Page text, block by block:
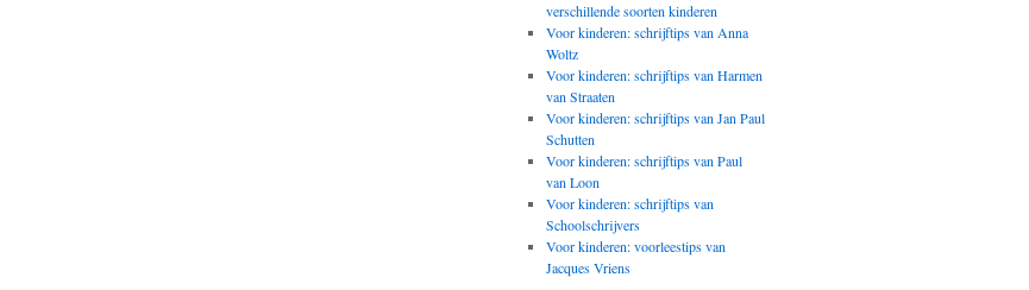
verschillende soorten kinderen
Voor kinderen: schrijftips van Anna
Woltz
Voor kinderen: schrijftips van Harmen
van Straaten
Voor kinderen: schrijftips van Jan Paul
Schutten
Voor kinderen: schrijftips van Paul
van Loon
Voor kinderen: schrijftips van
Schoolschrijvers
Voor kinderen: voorleestips van
Jacques Vriens